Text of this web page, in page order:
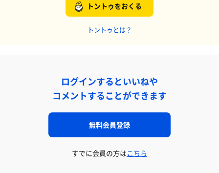
トントゥをおくる
トントゥとは？
ログインするといいねや
コメントすることができます
無料会員登録
すでに会員の方はこちら